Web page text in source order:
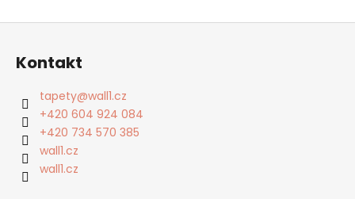
Z
Kontakt
tapety@wall1.cz
+420 604 924 084
+420 734 570 385
wall1.cz
wall1.cz